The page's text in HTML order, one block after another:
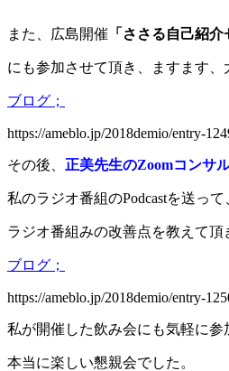
また、広島開催 「ささる自己紹
にも参加させて頂き、ますます、
ブログ；
https://ameblo.jp/2018demio/entry-
その後、 正美先生のZoomコンサ
私のラジオ番組のPodcastを送って
ラジオ番組みの改善点を教えて頂
ブログ；
https://ameblo.jp/2018demio/entry-
私が開催した飲み会にも気軽に参
本当に楽しい懇親会でした。